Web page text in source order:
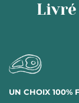
UN CHOIX 100%